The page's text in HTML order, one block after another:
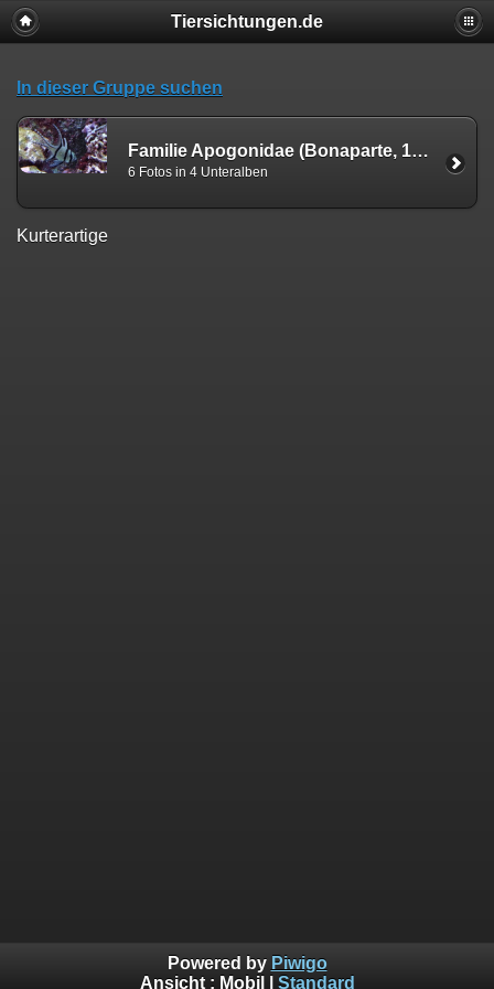
Tiersichtungen.de
In dieser Gruppe suchen
Familie Apogonidae (Bonaparte, 1846)
6 Fotos in 4 Unteralben
Kurterartige
Powered by Piwigo
Ansicht : Mobil Standard